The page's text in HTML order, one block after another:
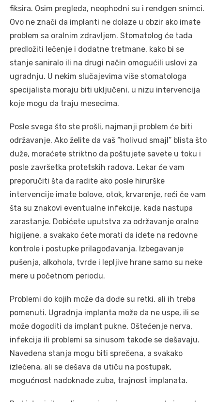
fiksira. Osim pregleda, neophodni su i rendgen snimci.
Ovo ne znači da implanti ne dolaze u obzir ako imate
problem sa oralnim zdravljem. Stomatolog će tada
predložiti lečenje i dodatne tretmane, kako bi se
stanje saniralo ili na drugi način omogućili uslovi za
ugradnju. U nekim slučajevima više stomatologa
specijalista moraju biti uključeni, u nizu intervencija
koje mogu da traju mesecima.
Posle svega što ste prošli, najmanji problem će biti
održavanje. Ako želite da vaš “holivud smajl” blista što
duže, moraćete striktno da poštujete savete u toku i
posle završetka protetskih radova. Lekar će vam
preporučiti šta da radite ako posle hirurške
intervencije imate bolove, otok, krvarenje, reći če vam
šta su znakovi eventualne infekcije, kada nastupa
zarastanje. Dobićete uputstva za održavanje oralne
higijene, a svakako ćete morati da idete na redovne
kontrole i postupke prilagođavanja. Izbegavanje
pušenja, alkohola, tvrde i lepljive hrane samo su neke
mere u početnom periodu.
Problemi do kojih može da dođe su retki, ali ih treba
pomenuti. Ugradnja implanta može da ne uspe, ili se
može dogoditi da implant pukne. Oštećenje nerva,
infekcija ili problemi sa sinusom takođe se dešavaju.
Navedena stanja mogu biti sprečena, a svakako
izlečena, ali se dešava da utiču na postupak,
mogućnost nadoknade zuba, trajnost implanata.